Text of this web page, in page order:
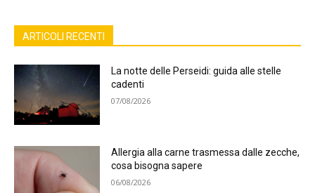
ARTICOLI RECENTI
La notte delle Perseidi: guida alle stelle
cadenti
07/08/2026
Allergia alla carne trasmessa dalle zecche,
cosa bisogna sapere
06/08/2026